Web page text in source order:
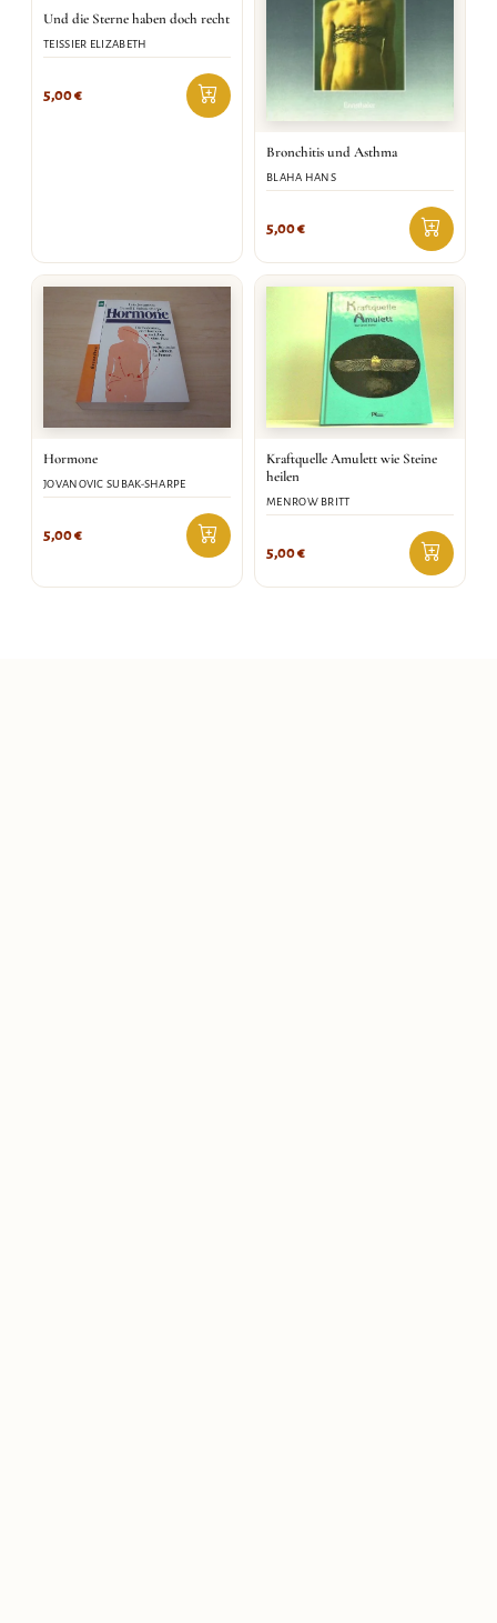
Und die Sterne haben doch recht
TEISSIER ELIZABETH
5,00€
Bronchitis und Asthma
BLAHA HANS
5,00€
Hormone
JOVANOVIC SUBAK-SHARPE
5,00€
Kraftquelle Amulett wie Steine
heilen
MENROW BRITT
5,00€